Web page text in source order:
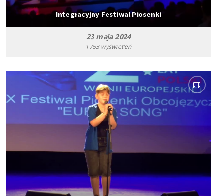
Integracyjny Festiwal Piosenki
23 maja 2024
1753 wyświetleń